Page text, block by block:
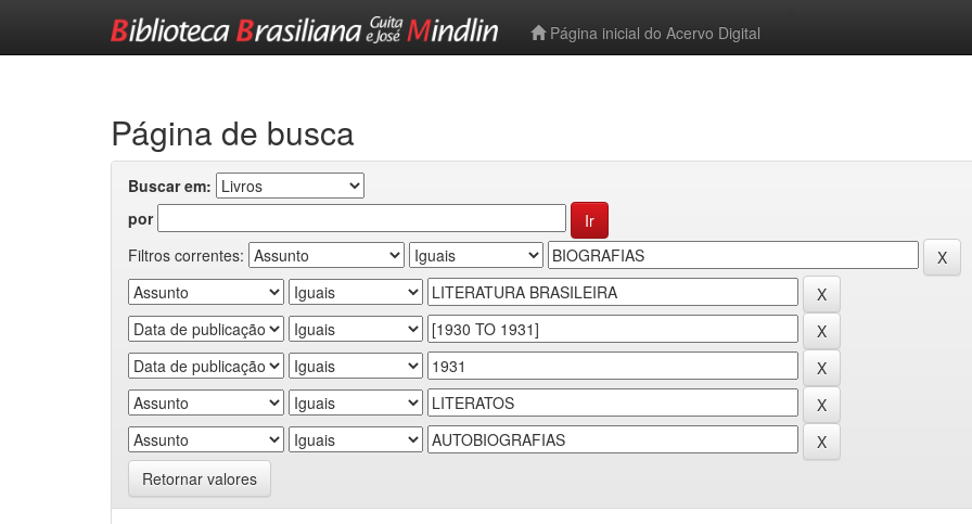
Página inicial do Acervo Digital
Página de busca
Buscar em:
por
Filtros correntes:
Retornar valores